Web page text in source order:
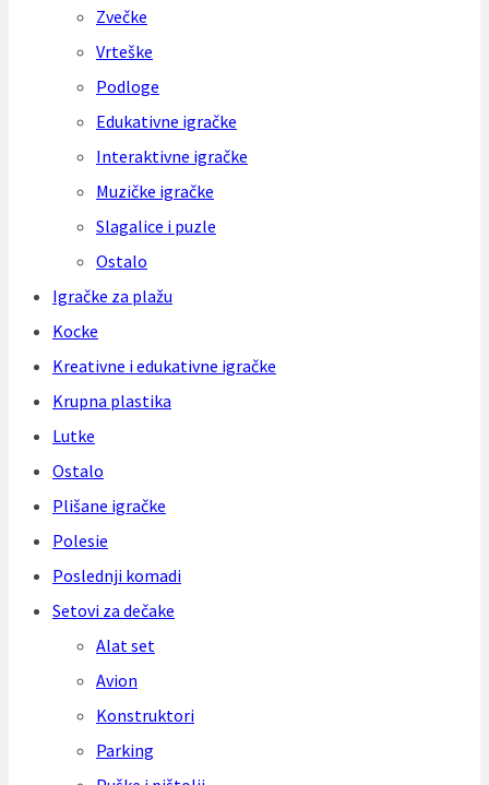
Zvečke
Vrteške
Podloge
Edukativne igračke
Interaktivne igračke
Muzičke igračke
Slagalice i puzle
Ostalo
Igračke za plažu
Kocke
Kreativne i edukativne igračke
Krupna plastika
Lutke
Ostalo
Plišane igračke
Polesie
Poslednji komadi
Setovi za dečake
Alat set
Avion
Konstruktori
Parking